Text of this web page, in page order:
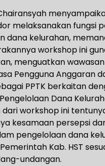
melaksanakan fungsi
dana kelurahan,
workshop ini
menguatkan
Pengguna Anggaran
PPTK berkaitan
Dana
workshop ini
kesamaan persepsi
pengelolaan dana
Kab. HST
undangan.